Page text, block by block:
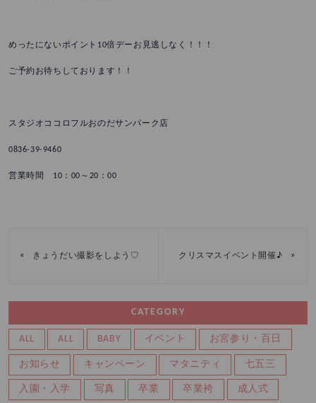
めったにないポイント10倍デーお見逃しなく！！！
ご予約お待ちしております！！
スタジオココロフルおのだサンパーク店
0836-39-9460
営業時間 10：00～20：00
« きょうだい撮影をしよう♡ クリスマスイベント開催♪ »
CATEGORY
ALL ALL BABY イベント お宮参り・百日
お知らせ キャンペーン マタニティ 七五三
入園・入学 写真 卒業 卒業袴 成人式